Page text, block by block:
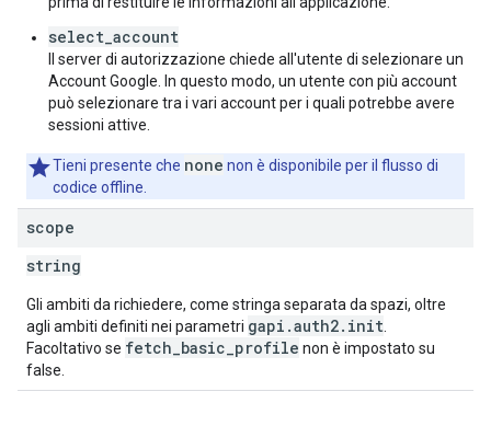
select_account
Il server di autorizzazione chiede all'utente di selezionare un
Account Google. In questo modo, un utente con più account
può selezionare tra i vari account per i quali potrebbe avere
sessioni attive.
Tieni presente che none non è disponibile per il flusso di
codice offline.
scope
string
Gli ambiti da richiedere, come stringa separata da spazi, oltre
agli ambiti definiti nei parametri gapi .auth2. init
Facoltativo se fetch basic profile non è impostato su
false.